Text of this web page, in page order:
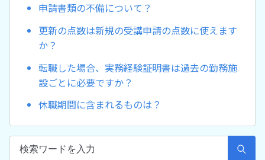
申請書類の不備について？
更新の点数は新規の受講申請の点数に使えます
か？
転職した場合、実務経験証明書は過去の勤務施
設ごとに必要ですか？
休職期間に含まれるものは？